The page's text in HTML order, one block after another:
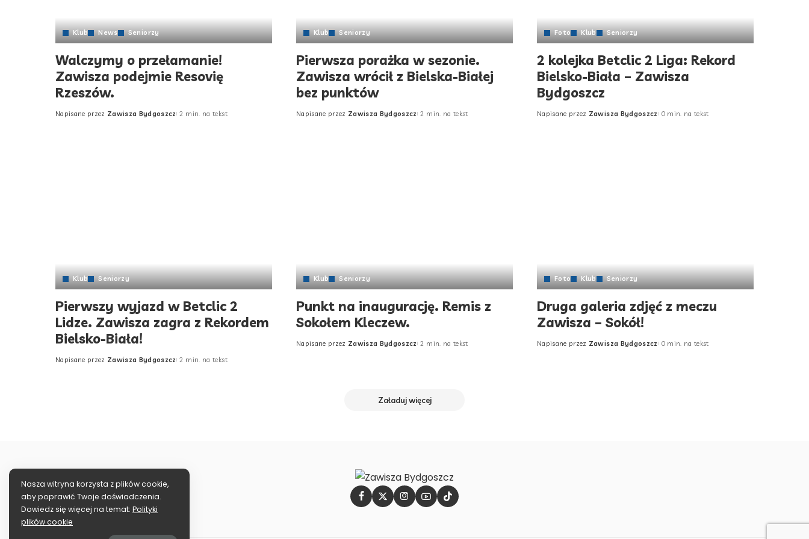
Klub News Seniorzy
Walczymy o przełamanie!
Zawisza podejmie Resovię
Rzeszów.
Posted
Napisane przez Zawisza Bydgoszcz 2 min. na tekst
Klub Seniorzy
Pierwsza porażka w sezonie.
Zawisza wrócił z Bielska-Białej
bez punktów
Posted
Napisane przez Zawisza Bydgoszcz 2 min. na tekst
Foto Klub Seniorzy
2 kolejka Betclic 2 Liga: Rekord
Bielsko-Biała – Zawisza
Bydgoszcz
Posted
Napisane przez Zawisza Bydgoszcz 0 min. na tekst
Klub Seniorzy
Pierwszy wyjazd w Betclic 2
Lidze. Zawisza zagra z Rekordem
Bielsko-Biała!
Posted
Napisane przez Zawisza Bydgoszcz 2 min. na tekst
Klub Seniorzy
Punkt na inaugurację. Remis z
Sokołem Kleczew.
Posted
Napisane przez Zawisza Bydgoszcz 2 min. na tekst
Foto Klub Seniorzy
Druga galeria zdjęć z meczu
Zawisza – Sokół!
Posted
Napisane przez Zawisza Bydgoszcz 0 min. na tekst
Załaduj więcej
Nasza witryna korzysta z plików cookie,
aby poprawić Twoje doświadczenia.
Dowiedz się więcej na temat: Polityki
plików cookie